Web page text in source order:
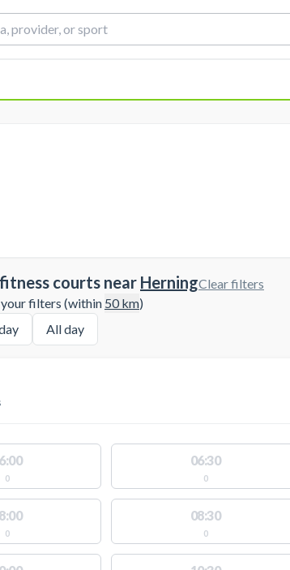
courts near Herning
filters (within 50km)
Clear filters
All day
0
06:30
0
0
08:30
0